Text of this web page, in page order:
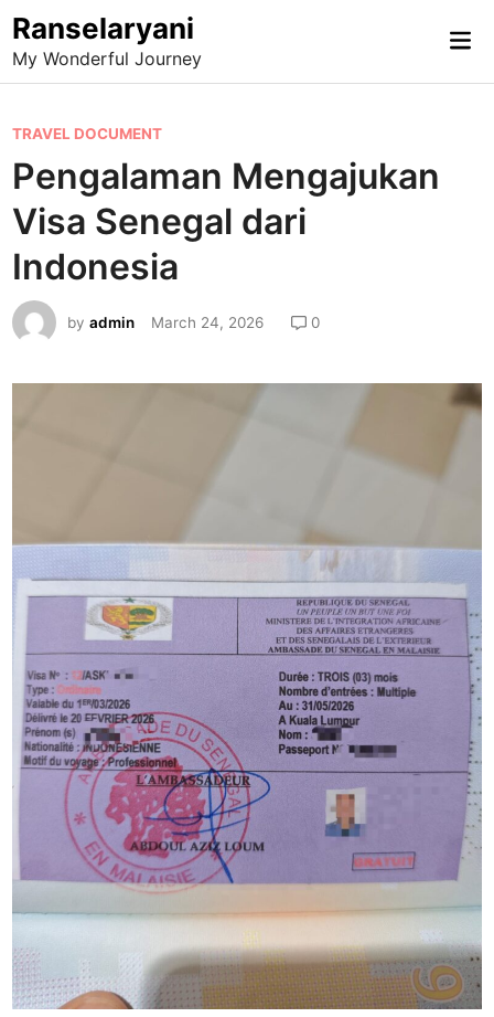
Skip
to
content
Ranselaryani
My Wonderful Journey
P
o
s
t
e
d
i
TRAVEL DOCUMENT
Pengalaman Mengajukan
Visa Senegal dari
Indonesia
byadmin March 24, 2026 0